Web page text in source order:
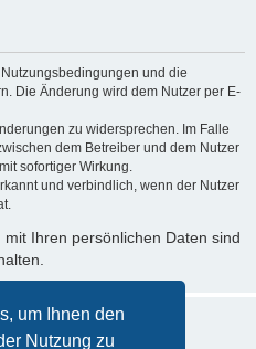
um Ihnen den
Nutzung zu
und die
Die Änderung wird dem Nutzer per E-
zu widersprechen. Im Falle
dem Betreiber und dem Nutzer
sofortiger Wirkung.
und verbindlich, wenn der Nutzer
Ihren persönlichen Daten sind